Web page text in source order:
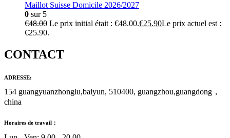
Maillot Suisse Domicile 2026/2027
0 sur 5
€48.00 Le prix initial était : €48.00.€25.90Le prix actuel est :
€25.90.
CONTACT
ADRESSE:
154 guangyuanzhonglu,baiyun, 510400, guangzhou,guangdong，
china
Horaires de travail：